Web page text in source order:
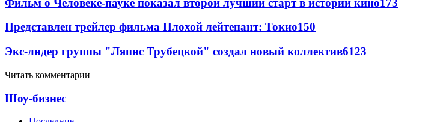
Представлен трейлер фильма Плохой лейтенант: Токио150
Экс-лидер группы "Ляпис Трубецкой" создал новый коллектив6123
Читать комментарии
Шоу-бизнес